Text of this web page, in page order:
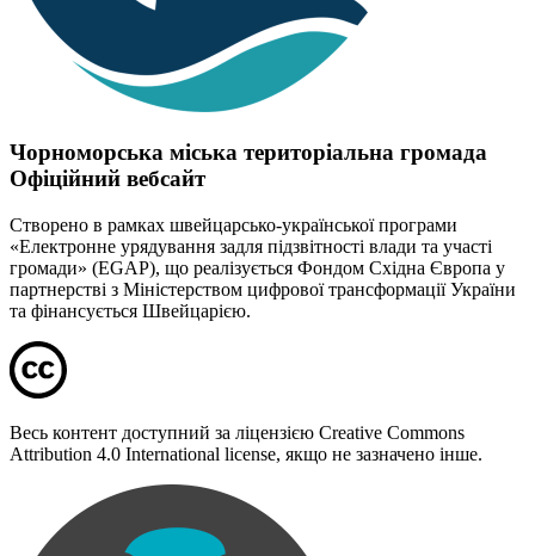
Чорноморська міська територіальна громада
Офіційний вебсайт
Створено в рамках швейцарсько-української програми
«Електронне урядування задля підзвітності влади та участі
громади» (EGAP), що реалізується Фондом Східна Європа у
партнерстві з Міністерством цифрової трансформації України
та фінансується Швейцарією.
Весь контент доступний за ліцензією Creative Commons
Attribution 4.0 International license, якщо не зазначено інше.